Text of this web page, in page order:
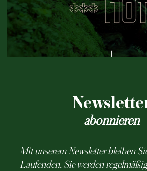
abonnieren
Mit unserem Newsletter bleiben
Laufenden. Sie werden